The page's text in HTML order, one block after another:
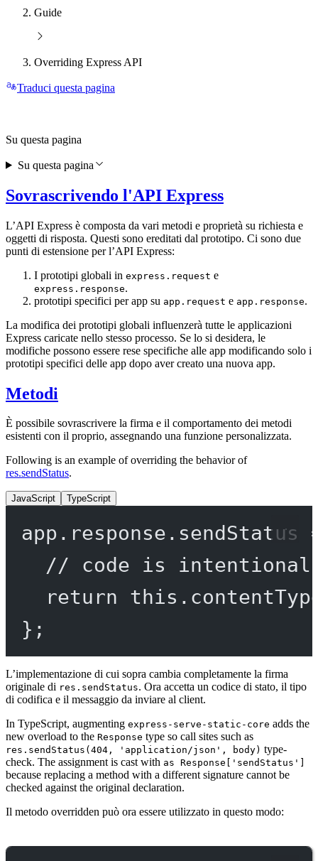
Guide
Overriding Express API
Traduci questa pagina
Sovrascrivendo l'API Express
L’API Express è composta da vari metodi e proprietà su richiesta e
oggetti di risposta. Questi sono ereditati dal prototipo. Ci sono due
punti di estensione per l’API Express:
I prototipi globali in express.request e
express.response.
prototipi specifici per app su app.request e app.response.
La modifica dei prototipi globali influenzerà tutte le applicazioni
Express caricate nello stesso processo. Se lo si desidera, le
modifiche possono essere rese specifiche alle app modificando solo i
prototipi specifici delle app dopo aver creato una nuova app.
Metodi
È possibile sovrascrivere la firma e il comportamento dei metodi
esistenti con il proprio, assegnando una funzione personalizzata.
Following is an example of overriding the behavior of
res.sendStatus.
JavaScript TypeScript
app.response. sendStatus
// code is
return
this .
};
L’implementazione di cui sopra cambia completamente la firma
originale di res.sendStatus. Ora accetta un codice di stato, il tipo
di codifica e il messaggio da inviare al client.
In TypeScript, augmenting express-serve-static-core adds the
new overload to the Response type so call sites such as
res.sendStatus(404, 'application/json', body) type-
check. The assignment is cast with as Response['sendStatus']
because replacing a method with a different signature cannot be
checked against the original declaration.
Il metodo overridden può ora essere utilizzato in questo modo:
Su questa pagina
Su questa pagina